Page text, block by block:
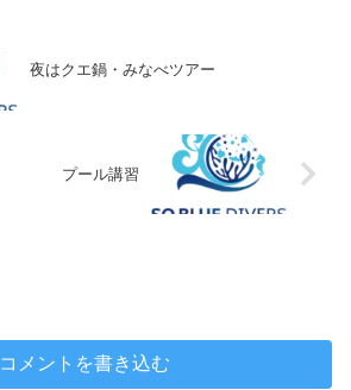
夜はクエ鍋・みなべツアー
プール講習
コメントを書き込む